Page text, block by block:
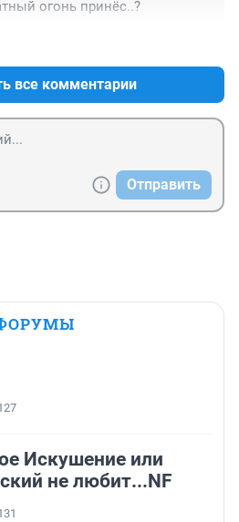
огонь принёс..?
все комментарии
Отправить
Искушение или
не любит...NF